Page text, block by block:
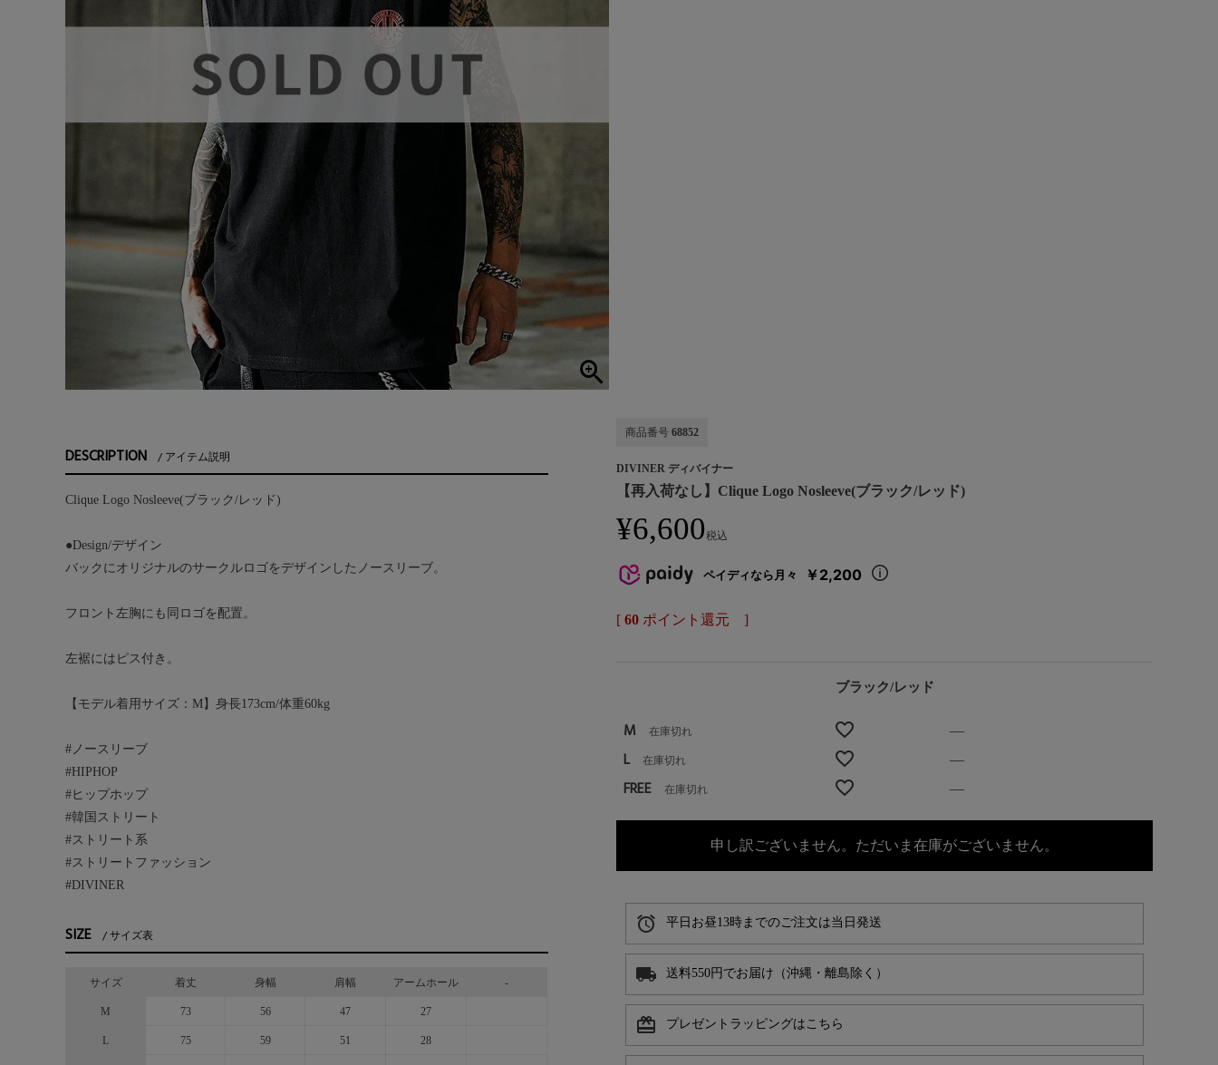
DESCRIPTION アイテム説明
Clique Logo Nosleeve(ブラック/レッド)
●Design/デザイン
バックにオリジナルのサークルロゴをデザインしたノースリーブ。
フロント左胸にも同ロゴを配置。
左裾にはピス付き。
【モデル着用サイズ：M】身長173cm/体重60kg
#ノースリーブ
#HIPHOP
#ヒップホップ
#韓国ストリート
#ストリート系
#ストリートファッション
#DIVINER
SIZE サイズ表
サイズ 着丈 身幅 肩幅 アームホール -
M 73 56 47 27
L 75 59 51 28
商品番号 68852
DIVINER ディバイナー
【再入荷なし】Clique Logo Nosleeve(ブラック/レッド)
¥6,600税込
ペイディなら月々 ￥2,200
[ 60 ポイント還元 ]
ブラック/レッド
M 在庫切れ —
L 在庫切れ —
FREE 在庫切れ —
申し訳ございません。ただいま在庫がございません。
alarm 平日お昼13時までのご注文は当日発送
local_shipping 送料550円でお届け（沖縄・離島除く）
card_giftcard プレゼントラッピングはこちら